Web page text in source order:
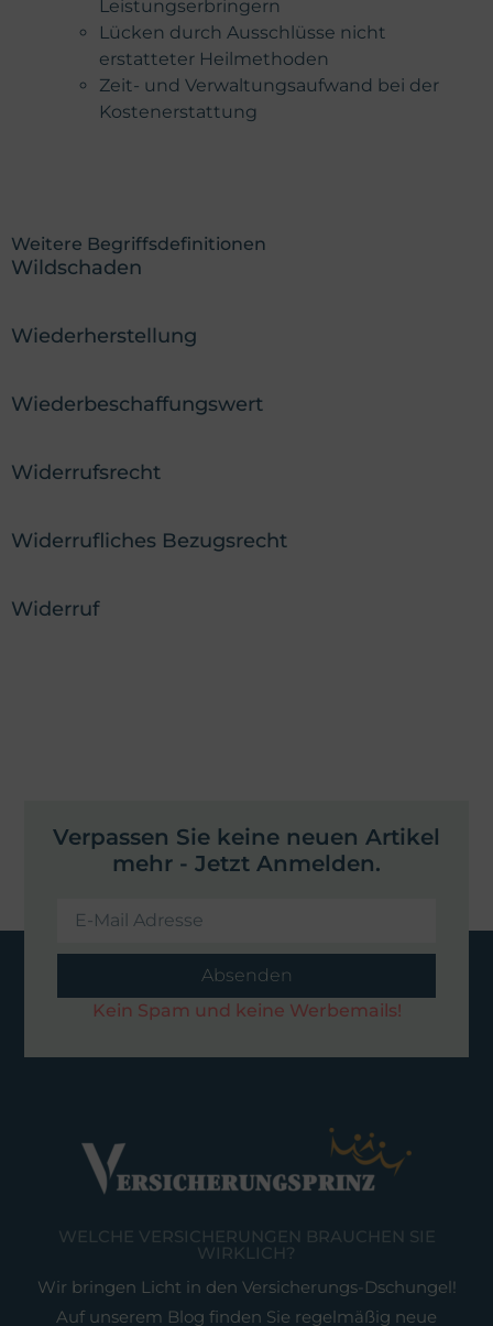
Leistungserbringern
Lücken durch Ausschlüsse nicht
erstatteter Heilmethoden
Zeit- und Verwaltungsaufwand bei der
Kostenerstattung
Weitere Begriffsdefinitionen
Wildschaden
Wiederherstellung
Wiederbeschaffungswert
Widerrufsrecht
Widerrufliches Bezugsrecht
Widerruf
Verpassen Sie keine neuen Artikel
mehr - Jetzt Anmelden.
Absenden
Kein Spam und keine Werbemails!
WELCHE VERSICHERUNGEN BRAUCHEN SIE
WIRKLICH?
Wir bringen Licht in den Versicherungs-Dschungel!
Auf unserem Blog finden Sie regelmäßig neue